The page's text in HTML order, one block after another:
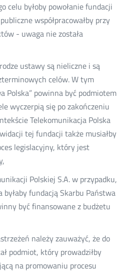
celu byłoby powołanie fundacji
współpracowałby przy
- uwaga nie została
ustawy są nieliczne i są
celów. W tym
Polska” powinna być podmiotem
wyczerpią się po zakończeniu
Telekomunikacja Polska
tej fundacji także musiałby
legislacyjny, który jest
Polskiej S.A. w przypadku,
fundacją Skarbu Państwa
być finansowane z budżetu
należy zauważyć, że do
podmiot, który prowadziłby
na promowaniu procesu